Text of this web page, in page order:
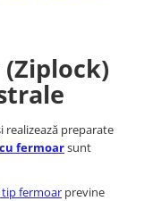
preparate
fermoarsunt
tip fermoar previne